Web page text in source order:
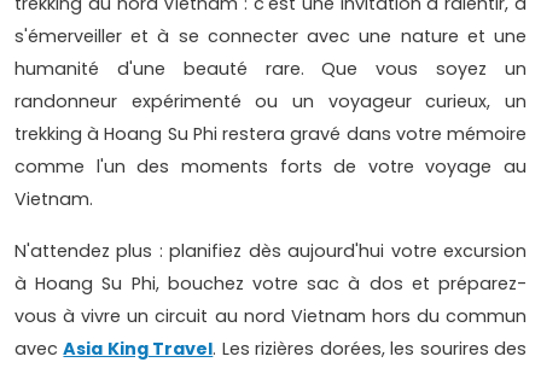
s'émerveiller et à se connecter avec une nature et une
humanité d'une beauté rare. Que vous soyez un
randonneur expérimenté ou un voyageur curieux, un
trekking à Hoang Su Phi restera gravé dans votre mémoire
comme l'un des moments forts de votre voyage au
Vietnam.
N'attendez plus : planifiez dès aujourd'hui votre excursion
à Hoang Su Phi, bouchez votre sac à dos et préparez-
vous à vivre un circuit au nord Vietnam hors du commun
avecAsia King Travel. Les rizières dorées, les sourires des